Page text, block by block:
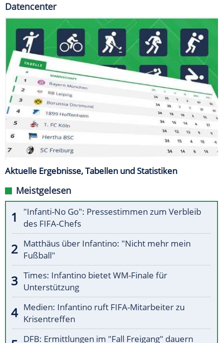
Datencenter
Aktuelle Ergebnisse, Tabellen und Statistiken
Meistgelesen
"Infanti-No Go": Pressestimmen zum Verbleib
des FIFA-Chefs
Matthäus über Infantino: "Nicht mehr mein
Fußball"
Times: Infantino bietet WM-Finale für
Unterstützung
Medien: Infantino ruft FIFA-Mitarbeiter zu
Krisentreffen
DFB: Ermittlungen im "Fall Freigang" dauern